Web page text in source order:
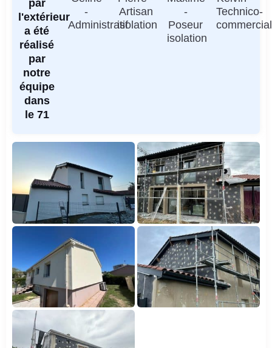
par
l'extérieur
a été
réalisé
par
notre
équipe
dans
le 71
-
Administratif
Artisan
isolation
-
Poseur
isolation
Technico-
commercial